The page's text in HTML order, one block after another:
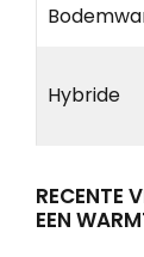
Hybride
RECENTE
EEN